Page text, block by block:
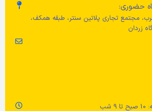
حضوری:
مجتمع تجاری پلاتین سنتر، طبقه همکف،